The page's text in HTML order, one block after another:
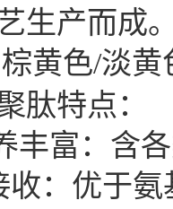
生产而成。
黄色/淡黄
肽特点：
丰富：含
收：优于